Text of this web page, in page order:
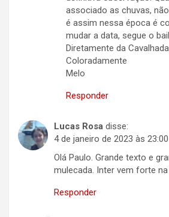
associado as chuvas,
é assim nessa época é
mudar a data, segue o
Diretamente da Cavalhada
Coloradamente
Melo
Responder
Lucas Rosa disse:
4 de janeiro de 2023 às 23:00
Olá Paulo. Grande texto e
mulecada. Inter vem forte
Responder